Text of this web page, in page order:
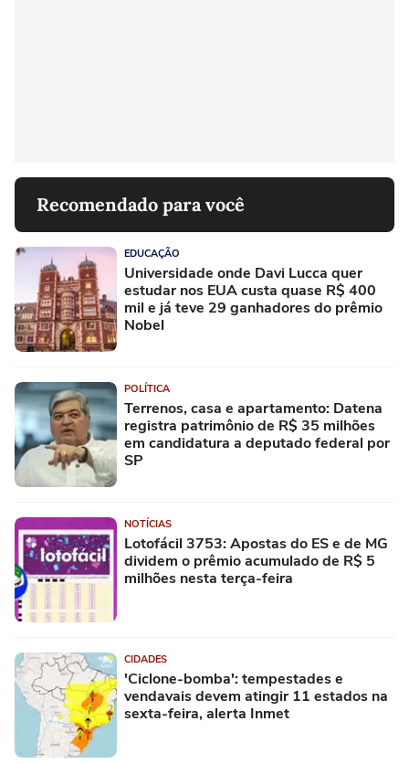
Recomendado para você
EDUCAÇÃO
Universidade onde Davi Lucca quer
estudar nos EUA custa quase R$ 400
mil e já teve 29 ganhadores do prêmio
Nobel
POLÍTICA
Terrenos, casa e apartamento: Datena
registra patrimônio de R$ 35 milhões
em candidatura a deputado federal por
SP
NOTÍCIAS
Lotofácil 3753: Apostas do ES e de MG
dividem o prêmio acumulado de R$ 5
milhões nesta terça-feira
CIDADES
'Ciclone-bomba': tempestades e
vendavais devem atingir 11 estados na
sexta-feira, alerta Inmet